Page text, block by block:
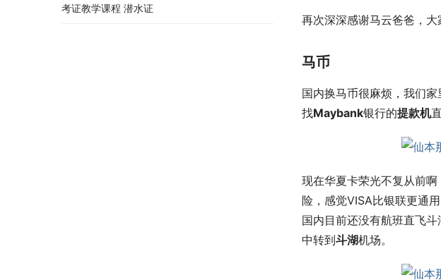
再次深深感谢马云爸爸，大
马币
国内换马币很麻烦，我们
找Maybank银行的提款机
现在华夏卡荣光不复从前
险，感觉VISA比银联更通用
国内目前还没有航班直飞
中转到斗湖机场。
考证教学课程 潜水证